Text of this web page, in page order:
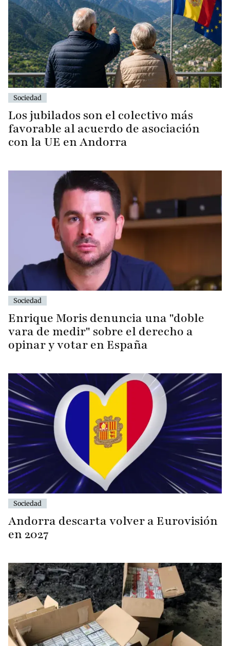
Sociedad
Los jubilados son el colectivo más
favorable al acuerdo de asociación
con la UE en Andorra
Sociedad
Enrique Moris denuncia una "doble
vara de medir" sobre el derecho a
opinar y votar en España
Sociedad
Andorra descarta volver a Eurovisión
en 2027